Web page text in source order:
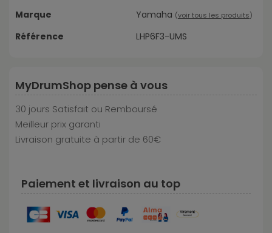
Marque
Yamaha (voir tous les produits)
Référence LHP6F3-UMS
MyDrumShop pense à vous
30 jours Satisfait ou Remboursé
Meilleur prix garanti
Livraison gratuite à partir de 60€
Paiement et livraison au top